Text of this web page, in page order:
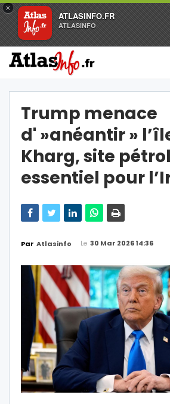
×
ATLASINFO.FR
ATLASINFO
Trump menace
d' »anéantir »
Kharg, site
essentiel pour
Par Atlasinfo Le 30 Mar 2026 14:36